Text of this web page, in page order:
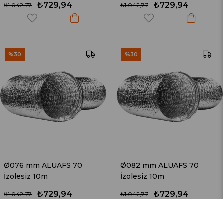
₺729,94
₺1.042,77 ₺729,94
₺1.042,77
Ø076 mm ALUAFS 70
İzolesiz 10m
₺729,94
₺1.042,77
%30
Ø082 mm ALUAFS 70
İzolesiz 10m
₺729,94
₺1.042,77
%30